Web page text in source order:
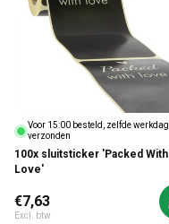
Voor 15:00 besteld, zelfde werkdag
verzonden
100x sluitsticker 'Packed With
Love'
Normale prijs
€7,63
Excl. btw